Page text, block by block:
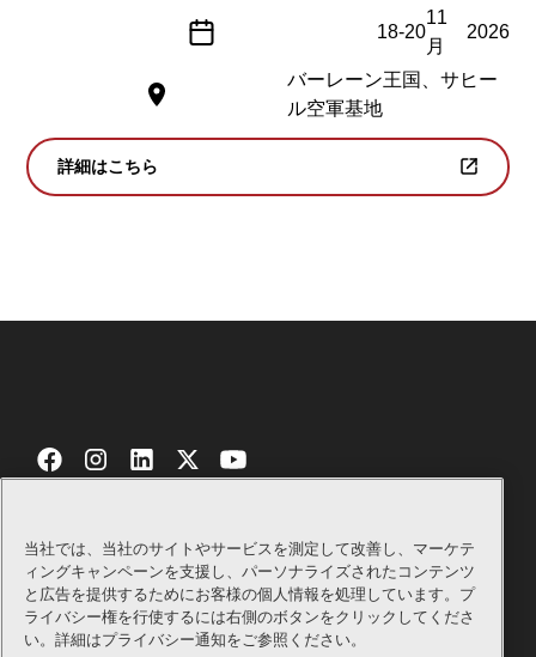
18-20
11
月
2026
バーレーン王国、サヒー
ル空軍基地
詳細はこちら
お問い合わせ
Bellギフトショップ
サプライヤー
証明書
法律関連
プライバシーポリシー
当社では、当社のサイトやサービスを測定して改善し、マーケテ
ィングキャンペーンを支援し、パーソナライズされたコンテンツ
と広告を提供するためにお客様の個人情報を処理しています。プ
ライバシー権を行使するには右側のボタンをクリックしてくださ
い。詳細はプライバシー通知をご参照ください。